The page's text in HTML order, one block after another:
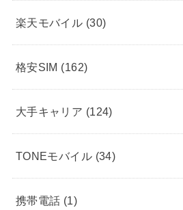
楽天モバイル (30)
格安SIM (162)
大手キャリア (124)
TONEモバイル (34)
携帯電話 (1)